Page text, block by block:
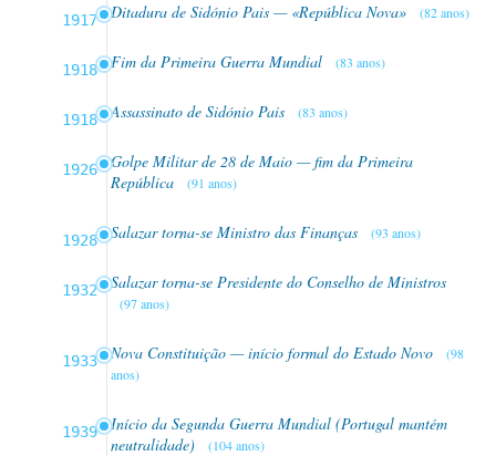
1917 Ditadura de Sidónio Pais — «República Nova» (82 anos)
1918 Fim da Primeira Guerra Mundial (83 anos)
1918 Assassinato de Sidónio Pais (83 anos)
1926
Golpe Militar de 28 de Maio — fim da Primeira
República
(91 anos)
1928 Salazar torna-se Ministro das Finanças (93 anos)
1932 Salazar torna-se Presidente do Conselho de Ministros
(97 anos)
1933 Nova Constituição — início formal do Estado Novo
(98
anos)
1939
Início da Segunda Guerra Mundial (Portugal mantém
neutralidade)
(104 anos)